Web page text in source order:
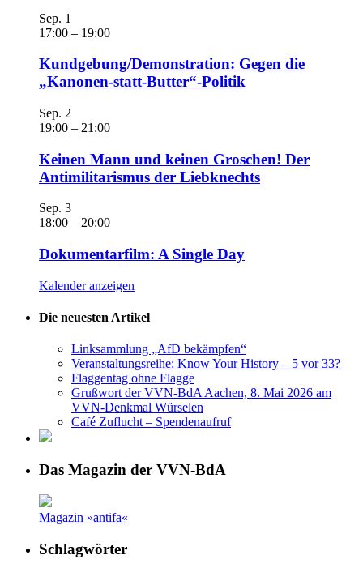
Sep. 1
17:00 – 19:00
Kundgebung/Demonstration: Gegen die
„Kanonen-statt-Butter“-Politik
Sep. 2
19:00 – 21:00
Keinen Mann und keinen Groschen! Der
Antimilitarismus der Liebknechts
Sep. 3
18:00 – 20:00
Dokumentarfilm: A Single Day
Kalender anzeigen
Die neuesten Artikel
Linksammlung „AfD bekämpfen“
Veranstaltungsreihe: Know Your History – 5 vor 33?
Flaggentag ohne Flagge
Grußwort der VVN-BdA Aachen, 8. Mai 2026 am
VVN-Denkmal Würselen
Café Zuflucht – Spendenaufruf
Das Magazin der VVN-BdA
Magazin »antifa«
Schlagwörter